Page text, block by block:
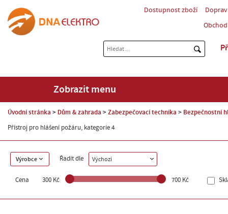
Dostupnost zboží
Zobrazit menu
Úvodní stránka Dům & zahrada Zabezpečovací technika Bezpečnostní
Přístroj pro hlášení požáru, kategorie 4
Výrobce Řadit dle Výchozí
Cena 300 Kč 700 Kč